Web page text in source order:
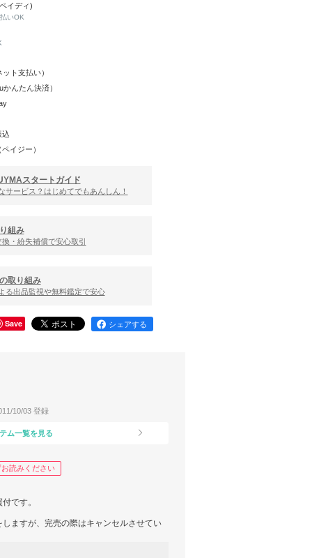
イディ)
いOK
ット支払い）
かんたん決済）
込
イジー）
スタートガイド
サービス？はじめてでもあんしん！
組み
・紛失補償で安心取引
取り組み
る出品監視や無料鑑定で安心
Save シェアする
10/03 登録
ム一覧を見る
読みください
です。
ますが、完売の際はキャンセルさせてい
関連品は検品をせず直接お届けする場